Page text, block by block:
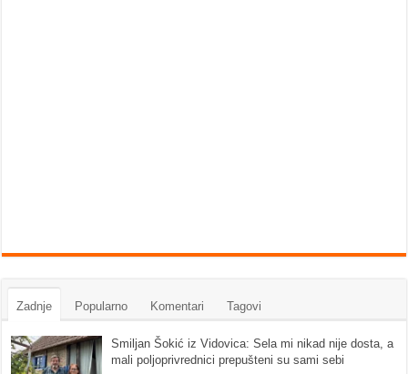
Zadnje Popularno Komentari Tagovi
Smiljan Šokić iz Vidovica: Sela mi nikad nije dosta, a
mali poljoprivrednici prepušteni su sami sebi